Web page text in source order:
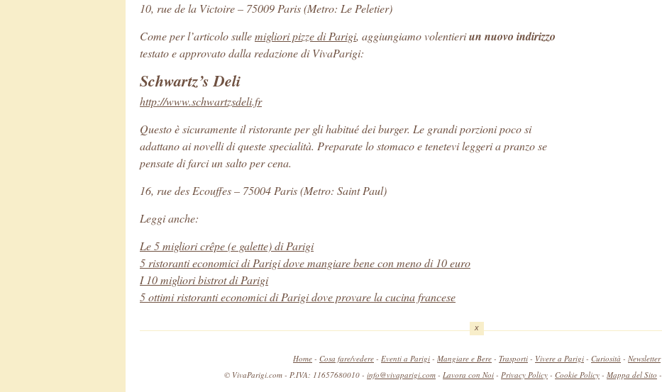
10, rue de la Victoire – 75009 Paris (Metro: Le Peletier)
Come per l’articolo sullemigliori pizze di Parigi, aggiungiamo volentieriun nuovo indirizzo
testato e approvato dalla redazione di VivaParigi:
Schwartz’s Deli
http://www.schwartzsdeli.fr
Questo è sicuramente il ristorante per gli habitué dei burger. Le grandi porzioni poco si
adattano ai novelli di queste specialità. Preparate lo stomaco e tenetevi leggeri a pranzo se
pensate di farci un salto per cena.
16, rue des Ecouffes – 75004 Paris (Metro: Saint Paul)
Leggi anche:
Le 5 migliori crêpe (e galette) di Parigi
5 ristoranti economici di Parigi dove mangiare bene con meno di 10 euro
I 10 migliori bistrot di Parigi
5 ottimi ristoranti economici di Parigi dove provare la cucina francese
Home - Cosa fare/vedere - Eventi a Parigi - Mangiare e Bere - Trasporti - Vivere a Parigi - Curiosità - Newsletter
© VivaParigi.com - P.IVA: 11657680010 - info@vivaparigi.com - Lavora con Noi - Privacy Policy - Cookie Policy - Mappa del Sito -
x